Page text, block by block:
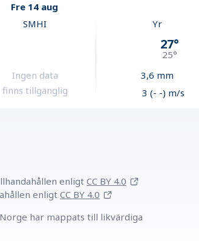
Fre 14 aug
SMHI
Ingen data
finns tillgänglig
Yr
27°
25°
3,6 mm
3 (- -) m/s
enligt CC BY 4.0
enligt CC BY 4.0
har mappats till likvärdiga